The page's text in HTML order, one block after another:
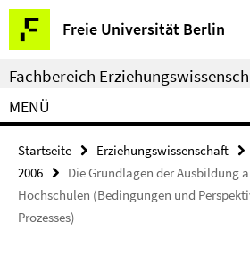
Springe
direkt
zu
Inhalt
Freie Universität Berlin
Service-
Navigation
Fachbereich
MENÜ
Startseite Erziehungswissenschaft
2006
Die Grundlagen der Ausbildung
Hochschulen (Bedingungen und
Prozesses)